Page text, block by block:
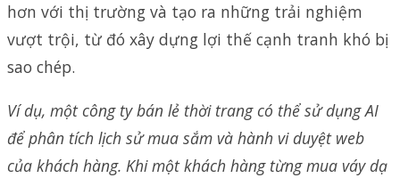
hơn với thị trường và tạo ra những trải nghiệm
vượt trội, từ đó xây dựng lợi thế cạnh tranh khó bị
sao chép.
Ví dụ, một công ty bán lẻ thời trang có thể sử dụng AI
để phân tích lịch sử mua sắm và hành vi duyệt web
của khách hàng. Khi một khách hàng từng mua váy dạ